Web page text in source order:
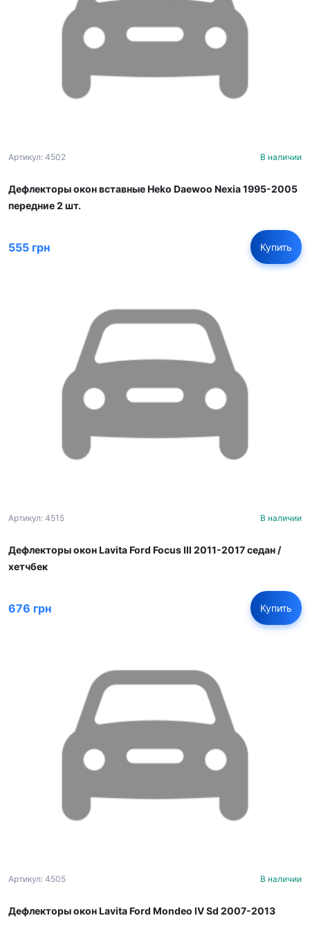
Артикул: 4502 В наличии
Дефлекторы окон вставные Heko Daewoo Nexia 1995-2005
передние 2 шт.
555 грн Купить
Артикул: 4515 В наличии
Дефлекторы окон Lavita Ford Focus III 2011-2017 седан /
хетчбек
676 грн Купить
Артикул: 4505 В наличии
Дефлекторы окон Lavita Ford Mondeo IV Sd 2007-2013